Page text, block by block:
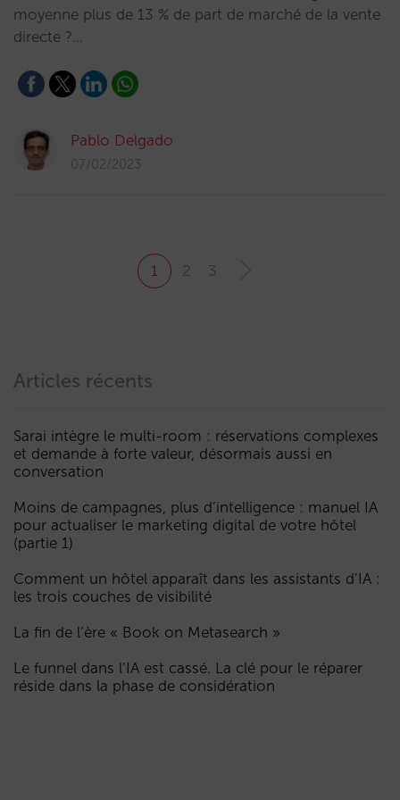
moyenne plus de 13 % de part de marché de la vente
directe ?…
Pablo Delgado
07/02/2023
1 2 3
Articles récents
Sarai intègre le multi-room : réservations complexes
et demande à forte valeur, désormais aussi en
conversation
Moins de campagnes, plus d’intelligence : manuel IA
pour actualiser le marketing digital de votre hôtel
(partie 1)
Comment un hôtel apparaît dans les assistants d’IA :
les trois couches de visibilité
La fin de l’ère « Book on Metasearch »
Le funnel dans l’IA est cassé. La clé pour le réparer
réside dans la phase de considération